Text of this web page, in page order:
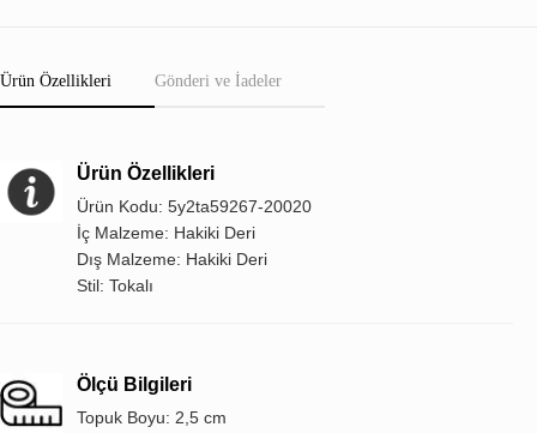
Ürün Özellikleri Gönderi ve İadeler
Ürün Özellikleri
Ürün Kodu: 5y2ta59267-20020
İç Malzeme: Hakiki Deri
Dış Malzeme: Hakiki Deri
Stil: Tokalı
Ölçü Bilgileri
Topuk Boyu: 2,5 cm